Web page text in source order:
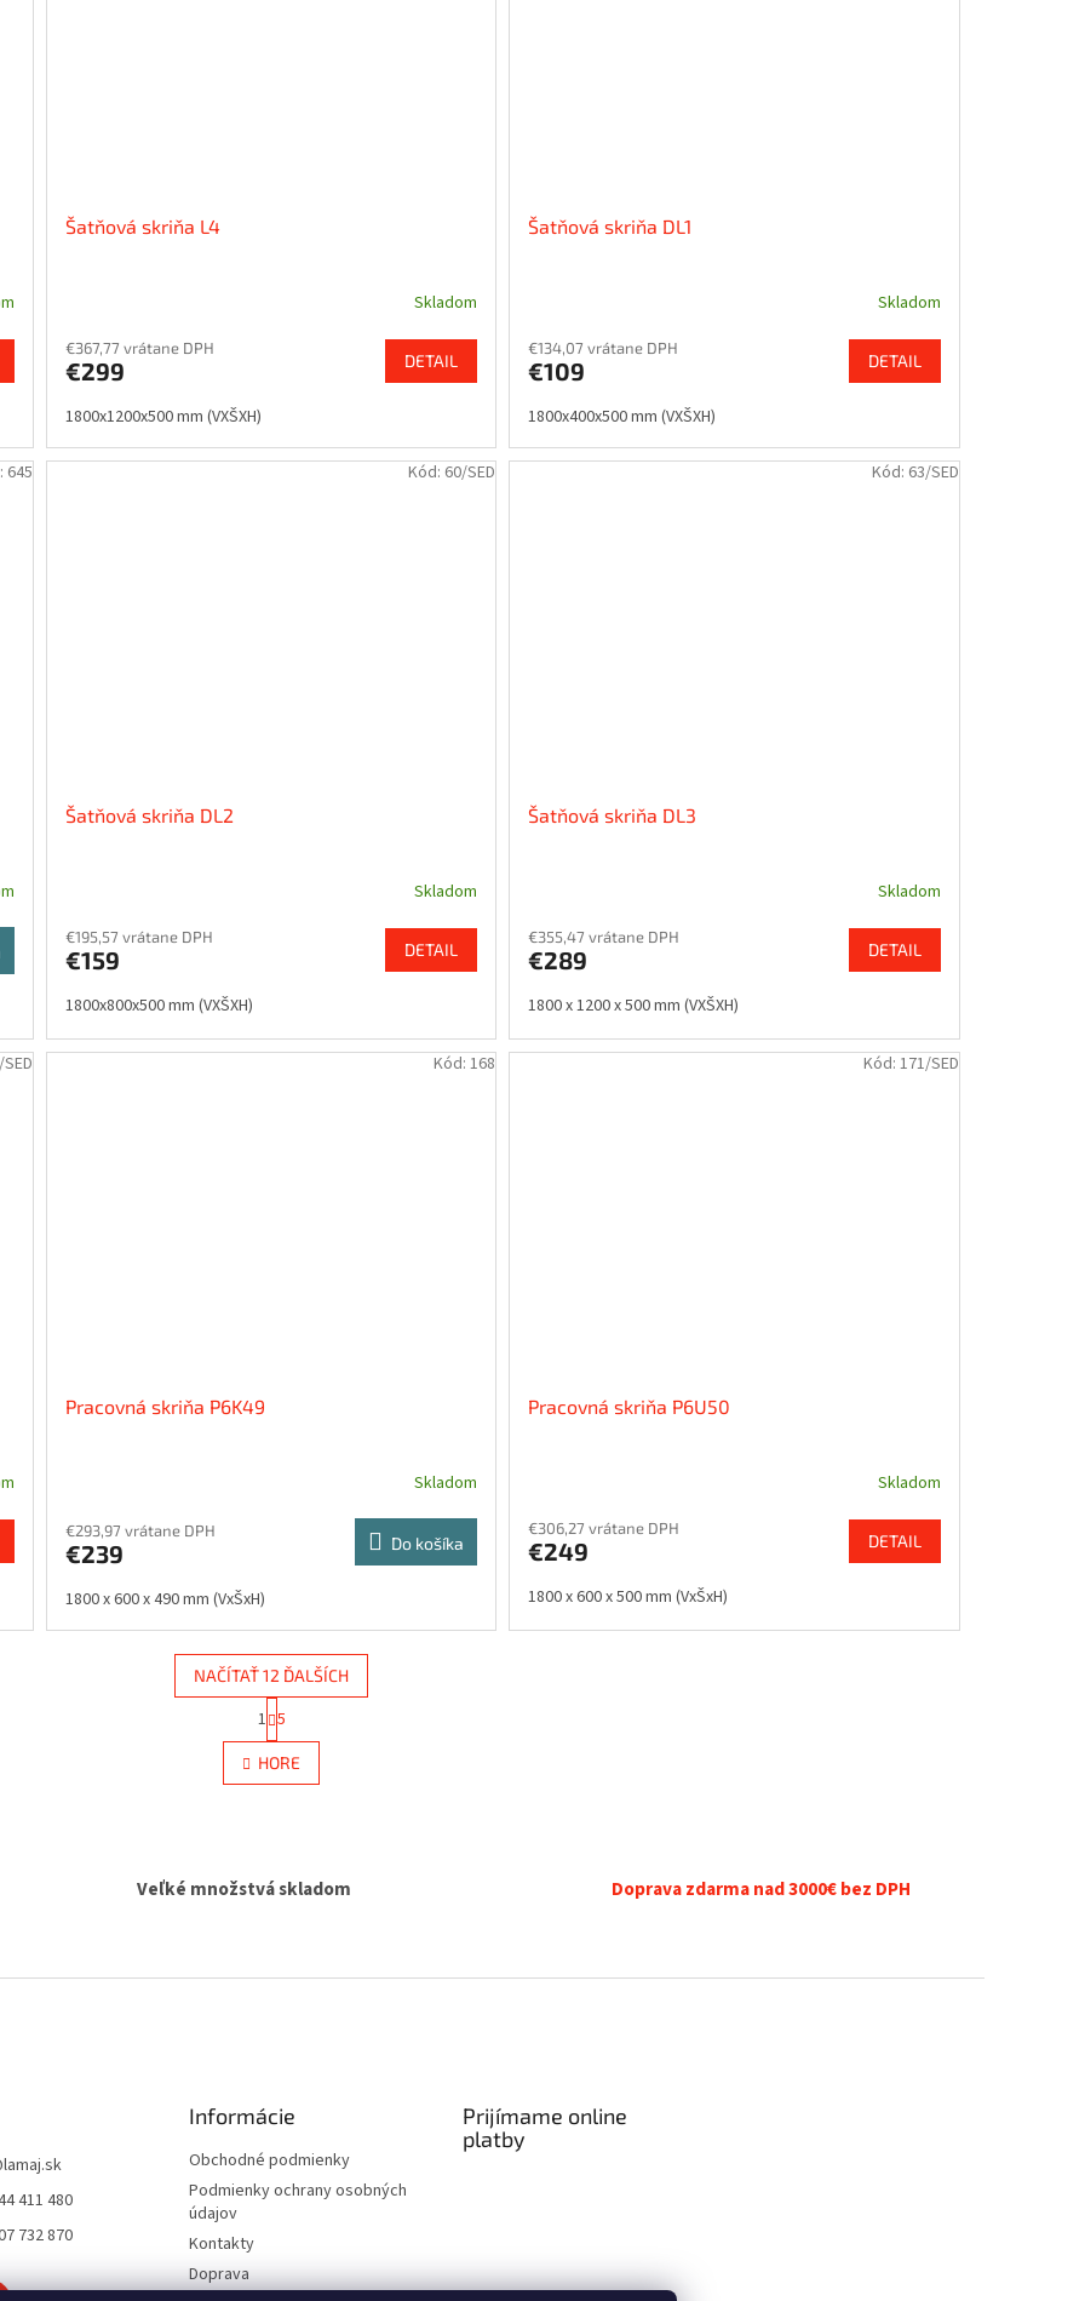
Šatňová skriňa L4
Skladom
€367,77 vrátane DPH
€299 DETAIL
1800x1200x500 mm (VXŠXH)
Šatňová skriňa DL1
Skladom
€134,07 vrátane DPH
€109 DETAIL
1800x400x500 mm (VXŠXH)
645
Šatňová skriňa DL2
Skladom
€195,57 vrátane DPH
€159 DETAIL
1800x800x500 mm (VXŠXH)
Kód: 60/SED
Šatňová skriňa DL3
Skladom
€355,47 vrátane DPH
€289 DETAIL
1800 x 1200 x 500 mm (VXŠXH)
Kód: 63/SED
Pracovná skriňa P6K49
Skladom
€293,97 vrátane DPH
€239 Do košíka
1800 x 600 x 490 mm (VxŠxH)
Kód:168
Pracovná skriňa P6U50
Skladom
€306,27 vrátane DPH
€249 DETAIL
1800 x 600 x 500 mm (VxŠxH)
Kód: 171/SED
O
v
l
i
v
i
u
NAČÍTAŤ 12 ĎALŠÍCH
t
r
á
n
n
1 5
HORE
Veľké množstvá skladom Doprava zdarma nad 3000€ bez DPH
lamaj.sk
411 480
732 870
Informácie
Obchodné podmienky
Podmienky ochrany osobných
údajov
Kontakty
Doprava
Prijímame online
platby